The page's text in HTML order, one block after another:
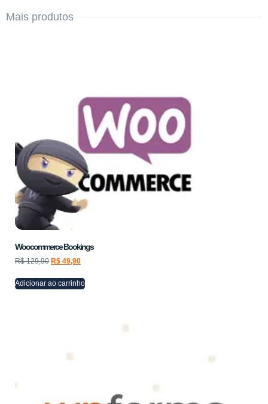
Mais produtos
Woocommerce Bookings
R$129,90 R$ 49,90
Adicionar ao carrinho